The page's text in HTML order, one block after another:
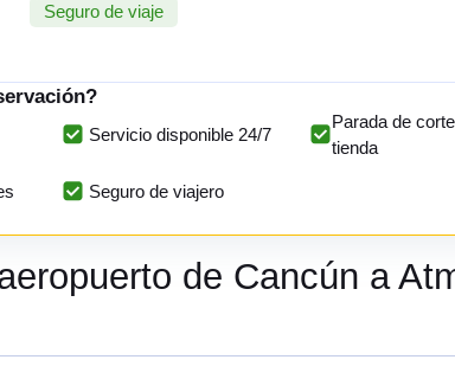
Seguro de viaje
Servicio disponible 24/7
Parada de
tienda
Seguro de viajero
de Cancún a